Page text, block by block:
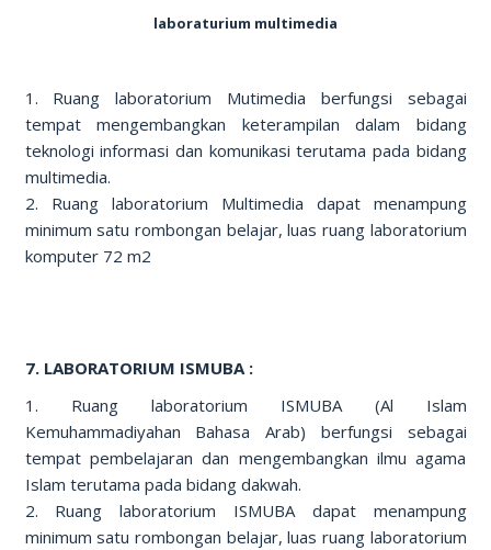
laboraturium multimedia
1. Ruang laboratorium Mutimedia berfungsi sebagai
tempat mengembangkan keterampilan dalam bidang
teknologi informasi dan komunikasi terutama pada bidang
multimedia.
2. Ruang laboratorium Multimedia dapat menampung
minimum satu rombongan belajar, luas ruang laboratorium
komputer 72 m2
7. LABORATORIUM ISMUBA :
1. Ruang laboratorium ISMUBA (Al Islam
Kemuhammadiyahan Bahasa Arab) berfungsi sebagai
tempat pembelajaran dan mengembangkan ilmu agama
Islam terutama pada bidang dakwah.
2. Ruang laboratorium ISMUBA dapat menampung
minimum satu rombongan belajar, luas ruang laboratorium